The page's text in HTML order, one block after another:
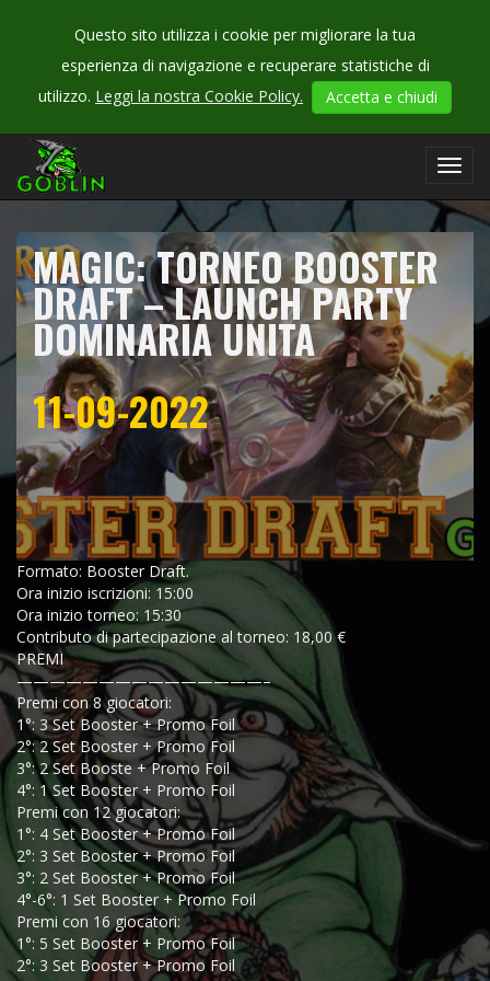
Questo sito utilizza i cookie per migliorare la tua
esperienza di navigazione e recuperare statistiche di
utilizzo. Leggi la nostra Cookie Policy. Accetta e chiudi
CHECK
OUR
MAGIC: TORNEO BOOSTER
DRAFT – LAUNCH PARTY
DOMINARIA UNITA
11-09-2022
Formato: Booster Draft.
Ora inizio iscrizioni: 15:00
Ora inizio torneo: 15:30
Contributo di partecipazione al torneo: 18,00 €
PREMI
———————————————–
Premi con 8 giocatori:
1°: 3 Set Booster + Promo Foil
2°: 2 Set Booster + Promo Foil
3°: 2 Set Booste + Promo Foil
4°: 1 Set Booster + Promo Foil
Premi con 12 giocatori:
1°: 4 Set Booster + Promo Foil
2°: 3 Set Booster + Promo Foil
3°: 2 Set Booster + Promo Foil
4°-6°: 1 Set Booster + Promo Foil
Premi con 16 giocatori:
1°: 5 Set Booster + Promo Foil
2°: 3 Set Booster + Promo Foil